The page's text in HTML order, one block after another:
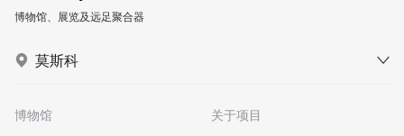
博物馆、展览及远足聚合器
莫斯科
博物馆
关于项目